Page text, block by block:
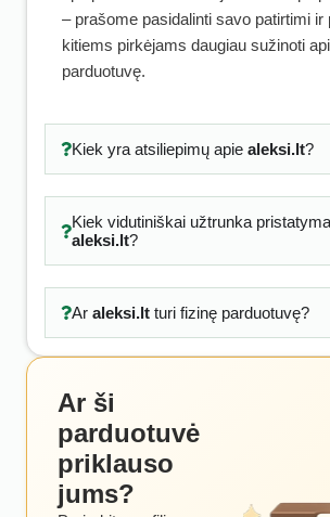
– prašome pasidalinti savo patirtimi ir
kitiems pirkėjams daugiau sužinoti
parduotuvę.
Kiek yra atsiliepimų apie aleksi.lt?
Kiek vidutiniškai užtrunka
aleksi.lt?
Ar aleksi.ltturi fizinę parduotuvę?
Ar ši
parduotuvė
priklauso
jums?